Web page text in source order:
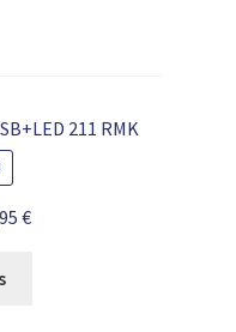
211 RMK
€El